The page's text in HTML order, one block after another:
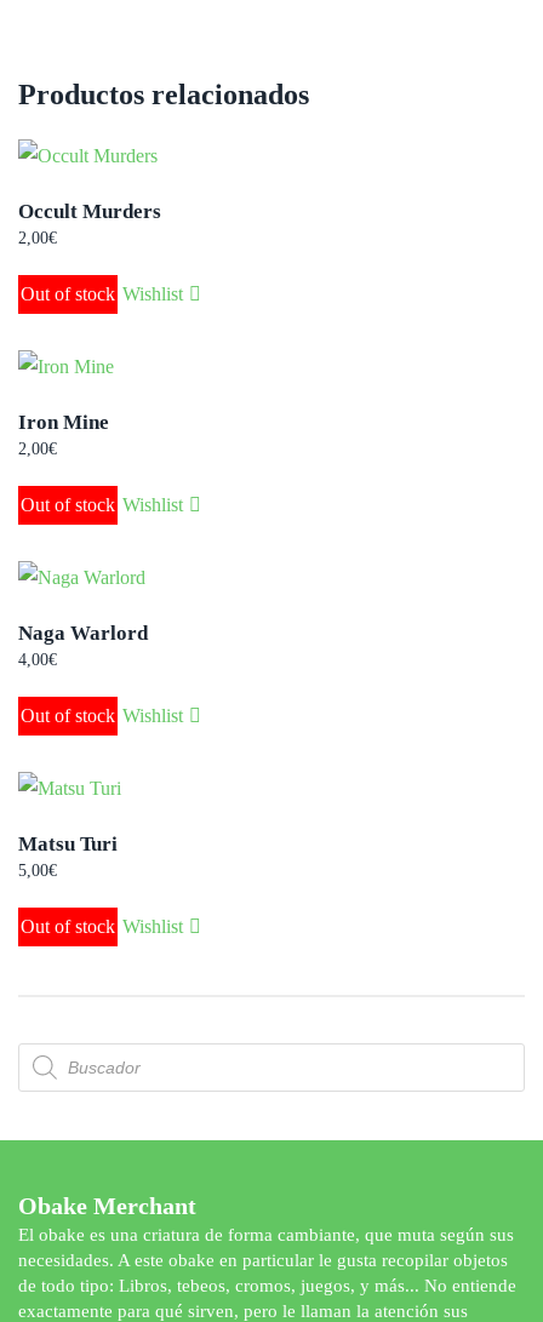
Productos relacionados
Occult Murders
2,00€
Out of stock Wishlist
Iron Mine
2,00€
Out of stock Wishlist
Naga Warlord
4,00€
Out of stock Wishlist
Matsu Turi
5,00€
Out of stock Wishlist
Búsqueda
de
productos
Obake Merchant
El obake es una criatura de forma cambiante, que muta según sus
necesidades. A este obake en particular le gusta recopilar objetos
de todo tipo: Libros, tebeos, cromos, juegos, y más... No entiende
exactamente para qué sirven, pero le llaman la atención sus